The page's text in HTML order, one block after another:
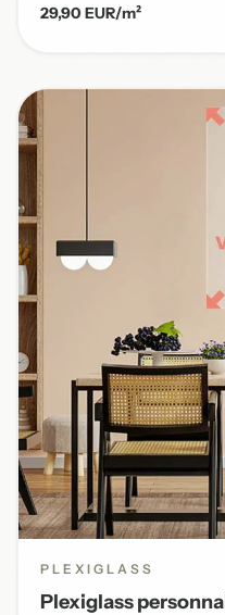
29,90 EUR/m²
PLEXIGLASS
Plexiglass